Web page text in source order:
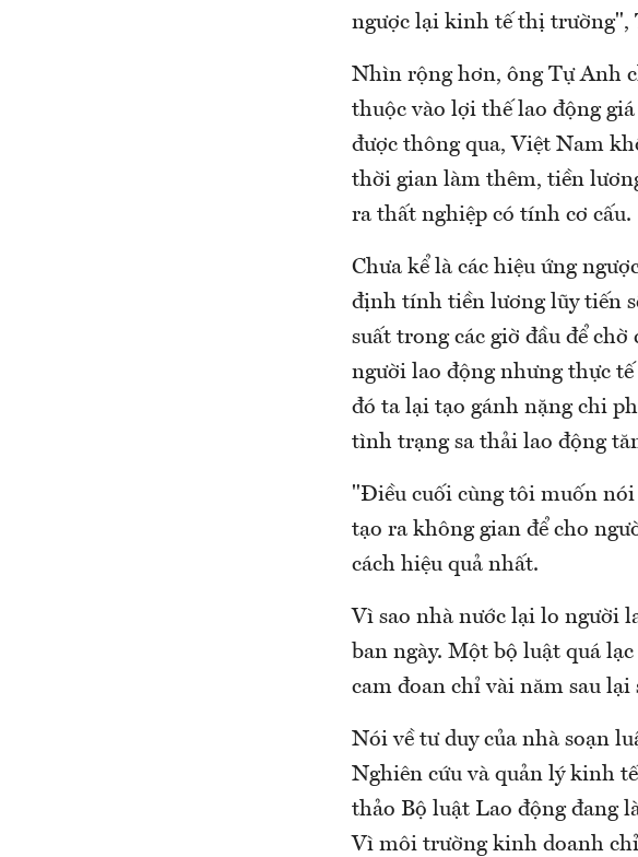
ngược lại kinh tế thị trường",
Nhìn rộng hơn, ông Tự Anh
thuộc vào lợi thế lao động
được thông qua, Việt Nam
thời gian làm thêm, tiền
ra thất nghiệp có tính cơ cấu.
Chưa kể là các hiệu ứng
định tính tiền lương lũy tiến
suất trong các giờ đầu để
người lao động nhưng thực
đó ta lại tạo gánh nặng chi
tình trạng sa thải lao động
"Điều cuối cùng tôi muốn
tạo ra không gian để cho
cách hiệu quả nhất.
Vì sao nhà nước lại lo người
ban ngày. Một bộ luật quá
cam đoan chỉ vài năm sau
Nói về tư duy của nhà soạn
Nghiên cứu và quản lý kinh
thảo Bộ luật Lao động đang
Vì môi trường kinh doanh